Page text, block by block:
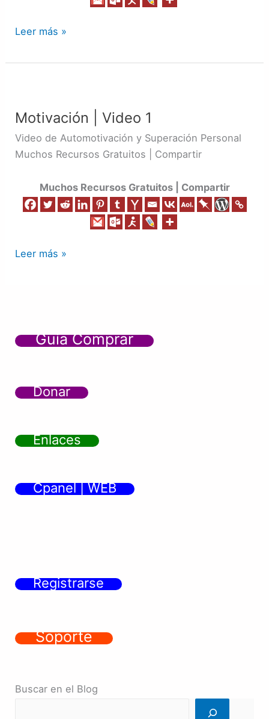
Leer más »
Motivación | Video 1
Video de Automotivación y Superación Personal
Muchos Recursos Gratuitos | Compartir
Muchos Recursos Gratuitos | Compartir
Video
1
Leer más »
Guía Comprar
Donar
Enlaces
Cpanel | WEB
Registrarse
Soporte
Buscar en el Blog